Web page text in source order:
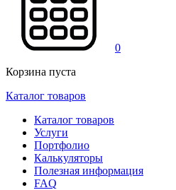
0
Корзина пуста
Каталог товаров
Каталог товаров
Услуги
Портфолио
Калькуляторы
Полезная информация
FAQ